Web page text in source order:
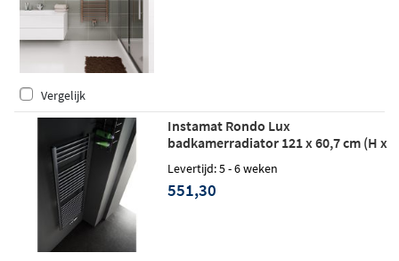
Vergelijk
Instamat Rondo Lux
badkamerradiator 121 x 60,7 cm (H x
Levertijd: 5 - 6 weken
551,30